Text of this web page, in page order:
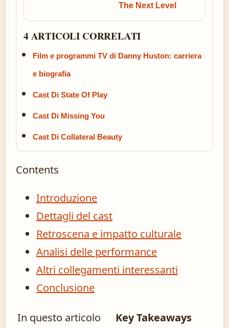
The Next Level
4 ARTICOLI CORRELATI
Film e programmi TV di Danny Huston: carriera
e biografia
Cast Di State Of Play
Cast Di Missing You
Cast Di Collateral Beauty
Contents
Introduzione
Dettagli del cast
Retroscena e impatto culturale
Analisi delle performance
Altri collegamenti interessanti
Conclusione
In questo articolo
Key Takeaways